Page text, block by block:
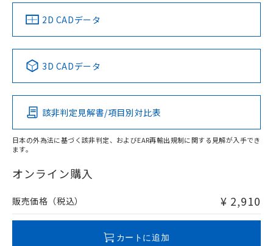
中国 RoHS 注意事項・凡例
Pb Hg Cd Cr(VI)
O
在庫等で未対応品が混在する可能性があります。
問い合わせください。
（イギリス
船舶規格）
（ノルウェー
（フランス
（韓国
No No No No
この製品の規格認証/適合状況ページへ
その他の認証はこちらのページからご検索ください
2D CADデータ
3D CADデータ
該非判定見解書/項目別対比表
日本の外為法に基づく該非判定、およびEAR再輸出規制に関する見解が入手でき
ます。
オンライン購入
販売価格（税込） ¥ 2,910
カートに追加